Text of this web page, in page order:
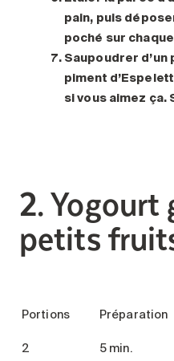
pain, puis
poché sur
Saupoudrer d’un
piment
si vous aimez ça.
2. Yogourt
petits
Portions Préparation
2
5 min.